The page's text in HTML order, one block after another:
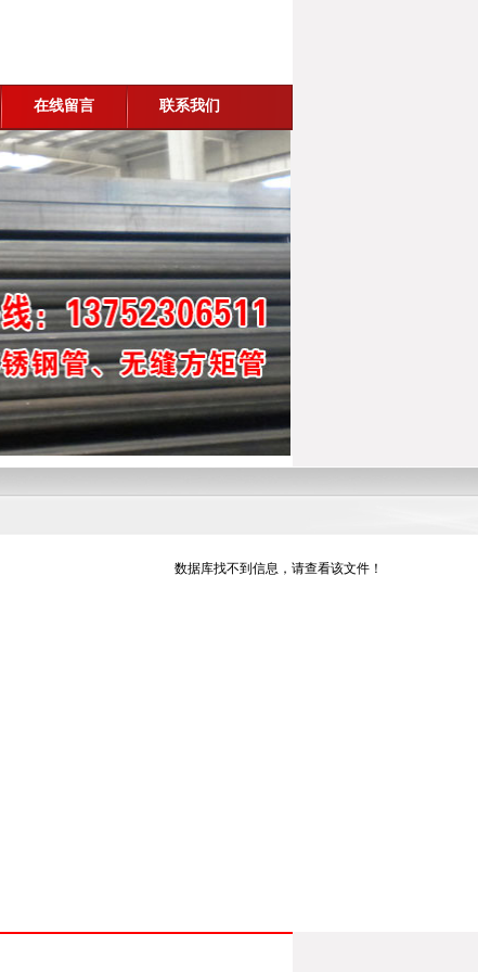
在线留言 联系我们
数据库找不到信息，请查看该文件！